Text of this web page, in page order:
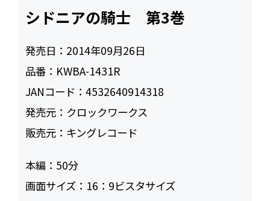
シドニアの騎士 第3巻
発売日： 2014年09月26日
品番： KWBA-1431R
JANコード：4532640914318
発売元： クロックワークス
販売元： キングレコード
本編： 50
画面サイズ： 16：9ビスタサイズ